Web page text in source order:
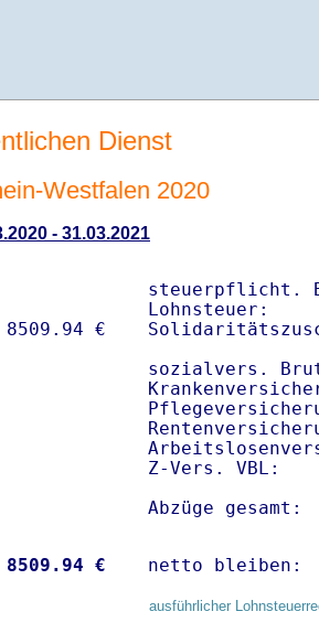
Dienst
Westfalen 2020
- 31.03.2021
steuerpflicht.
Lohnsteuer:
sozialvers.
Z-Vers. VBL:
Abzüge
8509.94 € netto
ausführlicher